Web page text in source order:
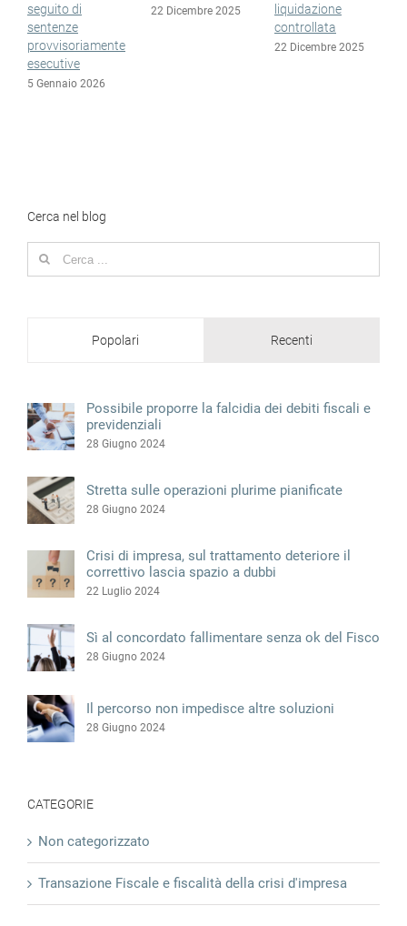
22 Dicembre 2025
liquidazione
esdebitazioni
15 Dicembre 2025
Search
for:
28 Giugno 2024
22 Luglio 2024
Non categorizzato
Transazione Fiscale e fiscalità della crisi d'impresa